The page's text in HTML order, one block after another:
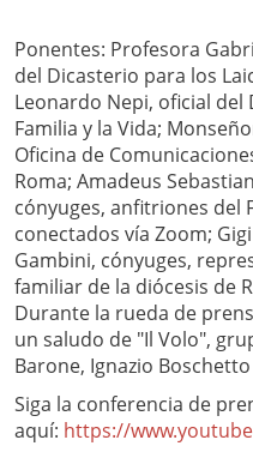
Ponentes: Profesora
del Dicasterio para los
Leonardo Nepi, oficial del
Familia y la Vida;
Oficina de
Roma; Amadeus
cónyuges, anfitriones del
conectados vía Zoom;
Gambini, cónyuges,
familiar de la diócesis de
Durante la rueda de
un saludo de "Il Volo",
Barone, Ignazio
Siga la conferencia de
aquí: https://